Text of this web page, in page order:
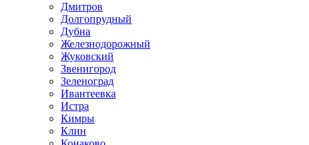
Дмитров
Долгопрудный
Дубна
Железнодорожный
Жуковский
Звенигород
Зеленоград
Ивантеевка
Истра
Кимры
Клин